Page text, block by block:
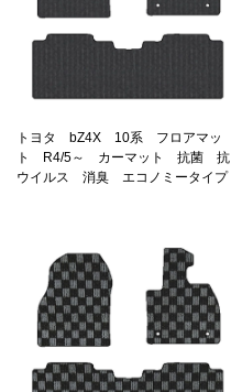
トヨタ bZ4X 10系 フロアマッ
ト R4/5～ カーマット 抗菌 抗
ウイルス 消臭 エコノミータイプ